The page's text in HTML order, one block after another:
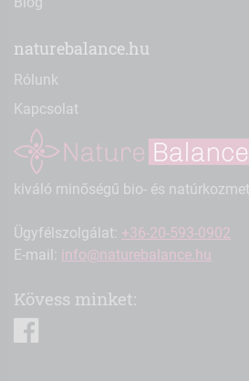
naturebalance.hu
Rólunk
Kapcsolat
kiváló minőségű bio- és
Ügyfélszolgálat: +36-20-593-0902
E-mail: info@naturebalance.hu
Kövess minket: